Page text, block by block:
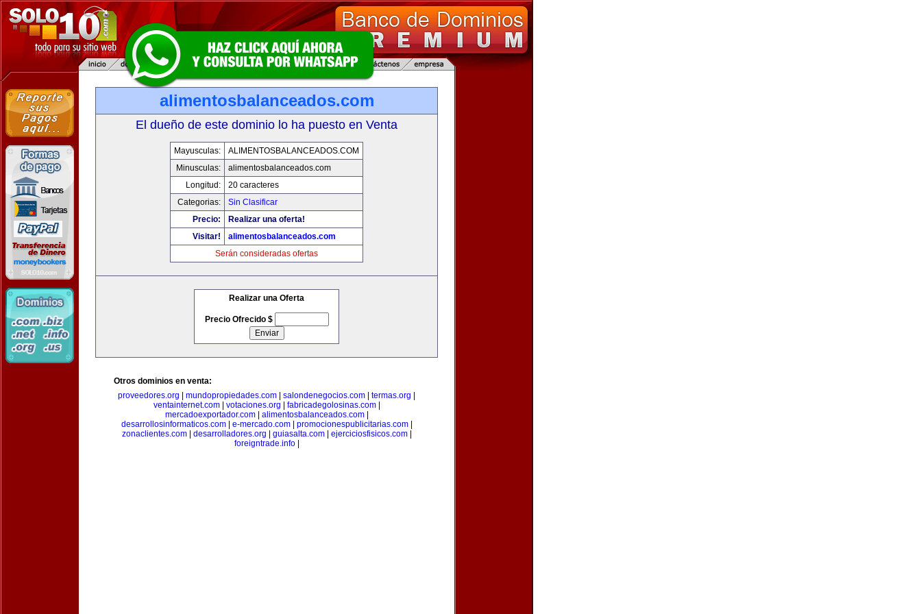
alimentosbalanceados.com
El dueño de este dominio lo ha puesto en Venta
Mayusculas:
ALIMENTOSBALANCEADOS.COM
Minusculas:
alimentosbalanceados.com
Longitud:
20 caracteres
Categorias:
Sin Clasificar
Precio:
Realizar una oferta!
Visitar!
alimentosbalanceados.com
Serán consideradas ofertas
Realizar una Oferta
Precio Ofrecido $
Otros dominios en venta:
proveedores.org
mundopropiedades.com salondenegocios.com termas.org
ventainternet.com| votaciones.org fabricadegolosinas.com|
mercadoexportador.com| alimentosbalanceados.com|
desarrollosinformaticos.com| e-mercado.com| promocionespublicitarias.com|
zonaclientes.com| desarrolladores.org guiasalta.com| ejerciciosfisicos.com|
foreigntrade.info|